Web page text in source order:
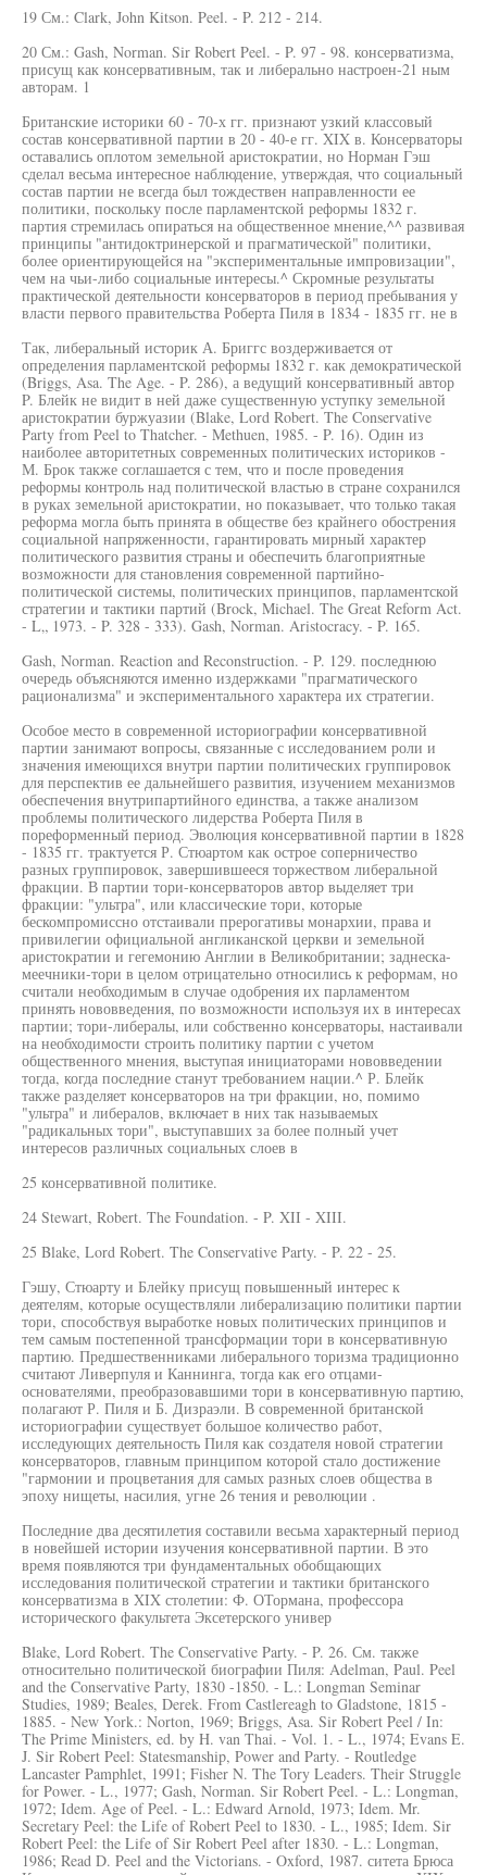
19 См.: Clark, John Kitson. Peel. - P. 212 - 214.
20 См.: Gash, Norman. Sir Robert Peel. - P. 97 - 98. консерватизма,
присущ как консервативным, так и либерально настроен-21 ным
авторам. 1
Британские историки 60 - 70-х гг. признают узкий классовый
состав консервативной партии в 20 - 40-е гг. XIX в. Консерваторы
оставались оплотом земельной аристократии, но Норман Гэш
сделал весьма интересное наблюдение, утверждая, что социальный
состав партии не всегда был тождествен направленности ее
политики, поскольку после парламентской реформы 1832 г.
партия стремилась опираться на общественное мнение,^^ развивая
принципы "антидоктринерской и прагматической" политики,
более ориентирующейся на "экспериментальные импровизации",
чем на чьи-либо социальные интересы.^ Скромные результаты
практической деятельности консерваторов в период пребывания у
власти первого правительства Роберта Пиля в 1834 - 1835 гг. не в
Так, либеральный историк А. Бриггс воздерживается от
определения парламентской реформы 1832 г. как демократической
(Briggs, Asa. The Age. - P. 286), а ведущий консервативный автор
P. Блейк не видит в ней даже существенную уступку земельной
аристократии буржуазии (Blake, Lord Robert. The Conservative
Party from Peel to Thatcher. - Methuen, 1985. - P. 16). Один из
наиболее авторитетных современных политических историков -
М. Брок также соглашается с тем, что и после проведения
реформы контроль над политической властью в стране сохранился
в руках земельной аристократии, но показывает, что только такая
реформа могла быть принята в обществе без крайнего обострения
социальной напряженности, гарантировать мирный характер
политического развития страны и обеспечить благоприятные
возможности для становления современной партийно-
политической системы, политических принципов, парламентской
стратегии и тактики партий (Brock, Michael. The Great Reform Act.
- L„ 1973. - P. 328 - 333). Gash, Norman. Aristocracy. - P. 165.
Gash, Norman. Reaction and Reconstruction. - P. 129. последнюю
очередь объясняются именно издержками "прагматического
рационализма" и экспериментального характера их стратегии.
Особое место в современной историографии консервативной
партии занимают вопросы, связанные с исследованием роли и
значения имеющихся внутри партии политических группировок
для перспектив ее дальнейшего развития, изучением механизмов
обеспечения внутрипартийного единства, а также анализом
проблемы политического лидерства Роберта Пиля в
пореформенный период. Эволюция консервативной партии в 1828
- 1835 гг. трактуется Р. Стюартом как острое соперничество
разных группировок, завершившееся торжеством либеральной
фракции. В партии тори-консерваторов автор выделяет три
фракции: "ультра", или классические тори, которые
бескомпромиссно отстаивали прерогативы монархии, права и
привилегии официальной англиканской церкви и земельной
аристократии и гегемонию Англии в Великобритании; заднеска-
меечники-тори в целом отрицательно относились к реформам, но
считали необходимым в случае одобрения их парламентом
принять нововведения, по возможности используя их в интересах
партии; тори-либералы, или собственно консерваторы, настаивали
на необходимости строить политику партии с учетом
общественного мнения, выступая инициаторами нововведении
тогда, когда последние станут требованием нации.^ Р. Блейк
также разделяет консерваторов на три фракции, но, помимо
"ультра" и либералов, включает в них так называемых
"радикальных тори", выступавших за более полный учет
интересов различных социальных слоев в
25 консервативной политике.
24 Stewart, Robert. The Foundation. - P. XII - XIII.
25 Blake, Lord Robert. The Conservative Party. - P. 22 - 25.
Гэшу, Стюарту и Блейку присущ повышенный интерес к
деятелям, которые осуществляли либерализацию политики партии
тори, способствуя выработке новых политических принципов и
тем самым постепенной трансформации тори в консервативную
партию. Предшественниками либерального торизма традиционно
считают Ливерпуля и Каннинга, тогда как его отцами-
основателями, преобразовавшими тори в консервативную партию,
полагают Р. Пиля и Б. Дизраэли. В современной британской
историографии существует большое количество работ,
исследующих деятельность Пиля как создателя новой стратегии
консерваторов, главным принципом которой стало достижение
"гармонии и процветания для самых разных слоев общества в
эпоху нищеты, насилия, угне 26 тения и революции .
Последние два десятилетия составили весьма характерный период
в новейшей истории изучения консервативной партии. В это
время появляются три фундаментальных обобщающих
исследования политической стратегии и тактики британского
консерватизма в XIX столетии: Ф. ОТормана, профессора
исторического факультета Эксетерского универ
Blake, Lord Robert. The Conservative Party. - P. 26. См. также
относительно политической биографии Пиля: Adelman, Paul. Peel
and the Conservative Party, 1830 -1850. - L.: Longman Seminar
Studies, 1989; Beales, Derek. From Castlereagh to Gladstone, 1815 -
1885. - New York.: Norton, 1969; Briggs, Asa. Sir Robert Peel / In:
The Prime Ministers, ed. by H. van Thai. - Vol. 1. - L., 1974; Evans E.
J. Sir Robert Peel: Statesmanship, Power and Party. - Routledge
Lancaster Pamphlet, 1991; Fisher N. The Tory Leaders. Their Struggle
for Power. - L., 1977; Gash, Norman. Sir Robert Peel. - L.: Longman,
1972; Idem. Age of Peel. - L.: Edward Arnold, 1973; Idem. Mr.
Secretary Peel: the Life of Robert Peel to 1830. - L., 1985; Idem. Sir
Robert Peel: the Life of Sir Robert Peel after 1830. - L.: Longman,
1986; Read D. Peel and the Victorians. - Oxford, 1987. ситета Брюса